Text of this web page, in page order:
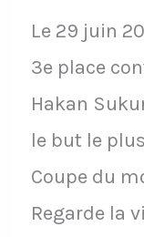
Le 29 juin
3e place
Hakan
le but le
Coupe du
Regarde la